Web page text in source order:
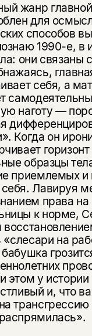
жанр
для
способов
1990-е, в
они связаны
себя, а
наготу —
Когда он
образцы
приемлемых
Лавируя
права
к норме,
на
этом у
и, что